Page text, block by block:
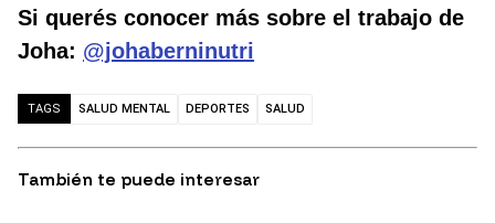
Si querés conocer más sobre el trabajo de
Joha: @johaberninutri
TAGS SALUD MENTAL DEPORTES SALUD
También te puede interesar